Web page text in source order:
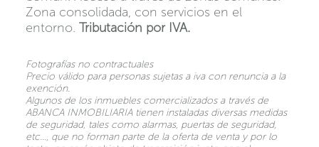
Zona consolidada, con servicios en el
entorno. Tributación por IVA.
Fotografías no contractuales
Precio válido para personas sujetas a iva con renuncia a la
exención.
Algunos de los inmuebles comercializados a través de
ABANCA INMOBILIARIA tienen instaladas diversas medidas
de seguridad, tales como alarmas, puertas de seguridad,
etc…, que no forman parte de la oferta de venta y por lo